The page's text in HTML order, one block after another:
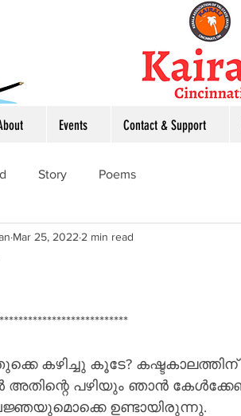
Events Contact & Support
Story Poems
Mar 25, 2022 2 min read
കഴിച്ചു കൂടേ?
പഴിയും ഞാൻ
ഉണ്ടായിരുന്നു.